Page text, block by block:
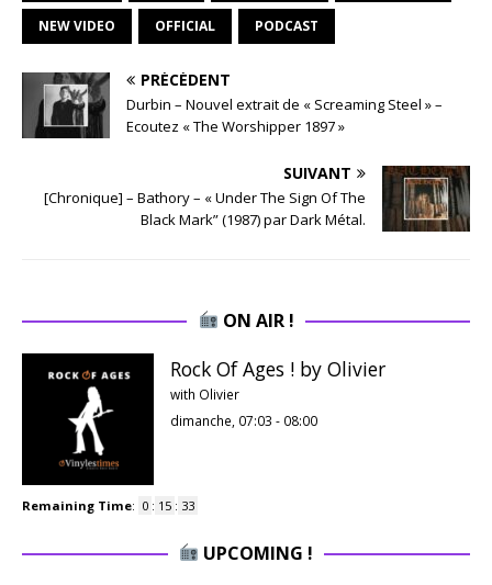
NEW VIDEO OFFICIAL PODCAST
PRÉCÉDENT
Durbin – Nouvel extrait de « Screaming Steel » –
Ecoutez « The Worshipper 1897 »
SUIVANT
[Chronique] – Bathory – « Under The Sign Of The
Black Mark” (1987) par Dark Métal.
ON AIR !
Rock Of Ages ! by Olivier
with Olivier
dimanche, 07:03 - 08:00
Remaining Time: 0 : 15 : 32
UPCOMING !